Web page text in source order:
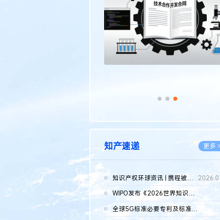
传统文化 更多
知产速递 更多
知识产权环球资讯 | 携程被市监总局罚51.79亿；瑞幸泰国商标案上...
WIPO发布《2026世界知识产权报告》 含报告全文
全球5G标准必要专利及标准提案研究报告（2026年）全文发布